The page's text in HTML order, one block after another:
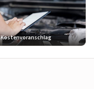
Kostenvoranschlag